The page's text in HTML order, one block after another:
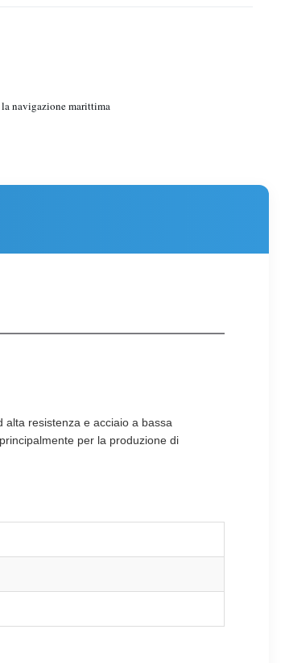
navigazione marittima
resistenza e acciaio a bassa
per la produzione di